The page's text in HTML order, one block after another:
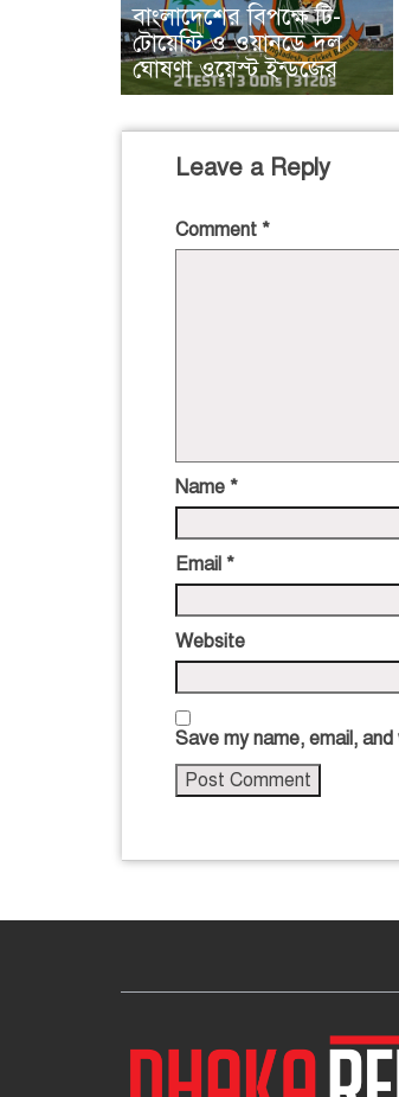
বাংলাদেশের বিপক্ষে টি-
টোয়েন্টি ও ওয়ানডে দল
ঘোষণা ওয়েস্ট ইন্ডজের
Leave a Reply
Comment *
Name *
Email *
Website
Save my name, email,